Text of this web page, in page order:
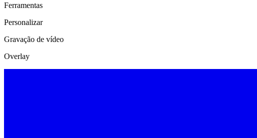
Ferramentas
Personalizar
Gravação de vídeo
Overlay